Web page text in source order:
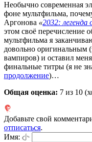
Необычно современная
фоне мультфильма,
Аргонова «2032: легенда
этом своё перечисление
мультфильма я
довольно оригинальным
вампиров) и оставил
финальные титры (я не
продолжение)…
Общая оценка: 7 из 10
Добавьте свой
отписаться.
Имя: